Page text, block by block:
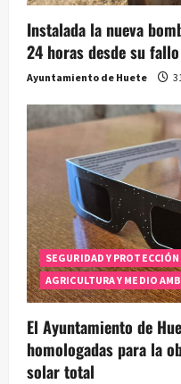
Instalada la nueva
24 horas desde su fallo
Ayuntamiento de Huete
SEGURIDAD Y
AGRICULTURA Y MEDIO
El Ayuntamiento de
homologadas para la
solar total